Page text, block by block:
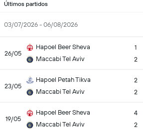
Últimos partidos
03/07/2026 - 06/08/2026
26/05
Hapoel Beer Sheva
Maccabi Tel Aviv
1
2
23/05
Hapoel Petah Tikva
Maccabi Tel Aviv
2
2
19/05
Hapoel Beer Sheva
Maccabi Tel Aviv
4
2